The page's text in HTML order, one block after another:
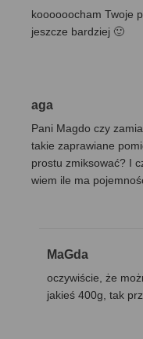
koooooocham Twoje
jeszcze bardziej 🙂
aga
Pani Magdo czy
takie zaprawiane
prostu zmiksować? I
wiem ile ma
MaGda
oczywiście, że
jakieś 400g, tak